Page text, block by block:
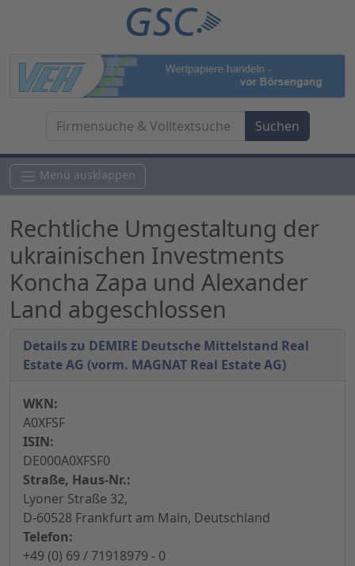
Menü ausklappen
Rechtliche Umgestaltung der
ukrainischen Investments
Koncha Zapa und Alexander
Land abgeschlossen
Details zu DEMIRE Deutsche Mittelstand Real
Estate AG (vorm. MAGNAT Real Estate AG)
WKN:
A0XFSF
ISIN:
DE000A0XFSF0
Straße, Haus-Nr.:
Lyoner Straße 32,
D-60528 Frankfurt am Main, Deutschland
Telefon:
+49 (0) 69 / 71918979 - 0